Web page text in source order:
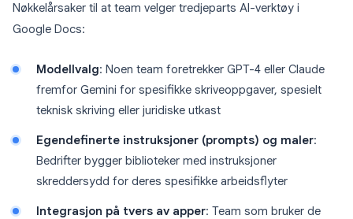
Nøkkelårsaker til at team velger tredjeparts AI-verktøy i
Google Docs:
Modellvalg: Noen team foretrekker GPT-4 eller Claude
fremfor Gemini for spesifikke skriveoppgaver, spesielt
teknisk skriving eller juridiske utkast
Egendefinerte instruksjoner (prompts) og maler:
Bedrifter bygger biblioteker med instruksjoner
skreddersydd for deres spesifikke arbeidsflyter
Integrasjon på tvers av apper: Team som bruker de